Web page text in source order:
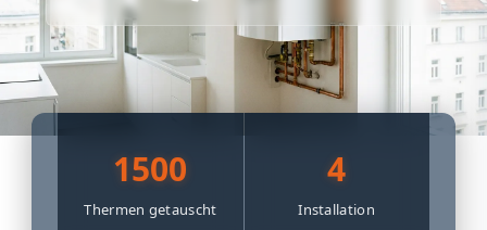
1500
Thermen getauscht
4
Installation